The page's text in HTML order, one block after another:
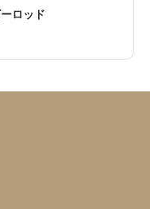
ロッド